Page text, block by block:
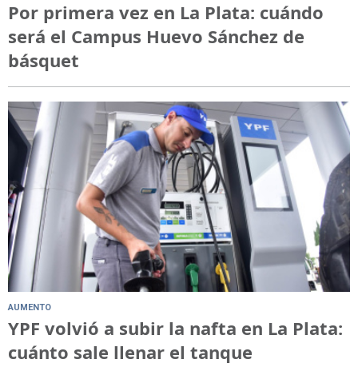
Por primera vez en La Plata: cuándo
será el Campus Huevo Sánchez de
básquet
AUMENTO
YPF volvió a subir la nafta en La Plata:
cuánto sale llenar el tanque